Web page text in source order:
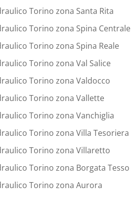
Torino zona Santa Rita
Torino zona Spina Centrale
Torino zona Spina Reale
Torino zona Val Salice
Torino zona Valdocco
Torino zona Vallette
Torino zona Vanchiglia
Torino zona Villa Tesoriera
Torino zona Villaretto
Torino zona Borgata Tesso
Torino zona Aurora